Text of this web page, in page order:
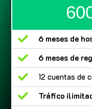
 6 meses de
 6 meses de
 12 cuentas de
 Tráfico